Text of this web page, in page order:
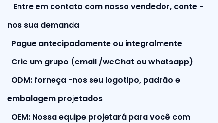
Entre em contato com nosso vendedor, conte -
nos sua demanda
Pague antecipadamente ou integralmente
Crie um grupo (email /weChat ou whatsapp)
ODM: forneça -nos seu logotipo, padrão e
embalagem projetados
OEM: Nossa equipe projetará para você com